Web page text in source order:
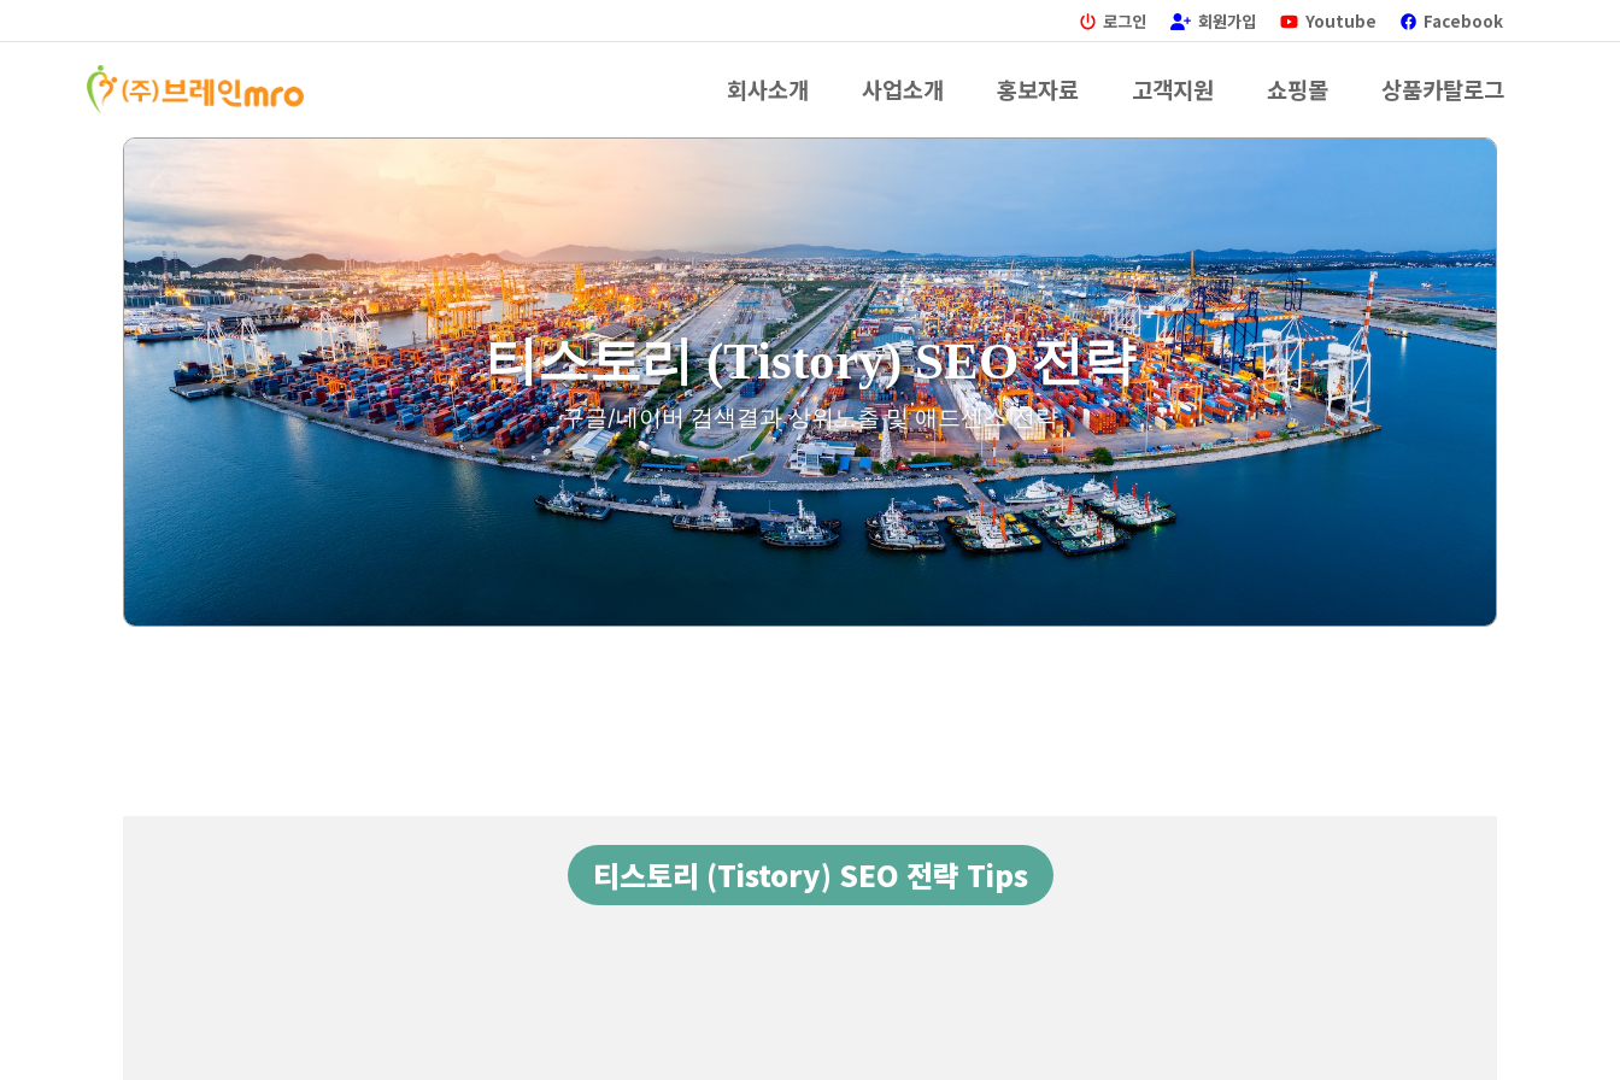
Facebook
Youtube
회원가입
로그인
회사소개 사업소개 홍보자료
고객지원
하위분류
쇼핑몰
하위분류
상품카탈로그
티스토리 (Tistory) SEO 전략
구글/네이버 검색결과 상위노출 및 애드센스 전략
티스토리 (Tistory) SEO 전략 Tips